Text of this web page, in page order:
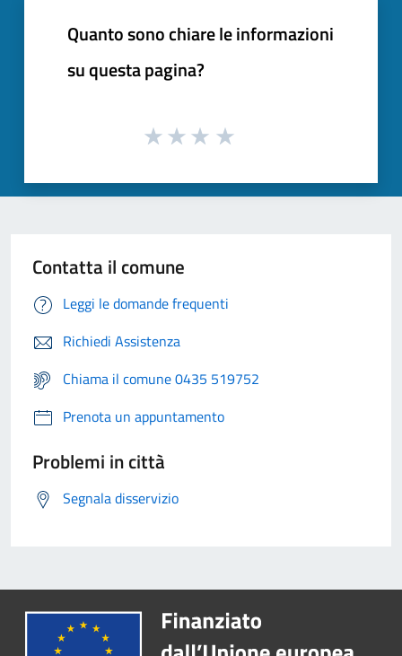
Quanto sono chiare le informazioni
su questa pagina?
Contatta il comune
Leggi le domande frequenti
Richiedi Assistenza
Chiama il comune 0435 519752
Prenota un appuntamento
Problemi in città
Segnala disservizio